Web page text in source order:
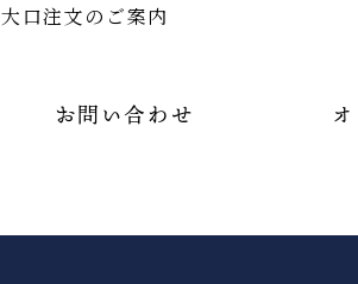
大口注文のご案内
お問い合わせ